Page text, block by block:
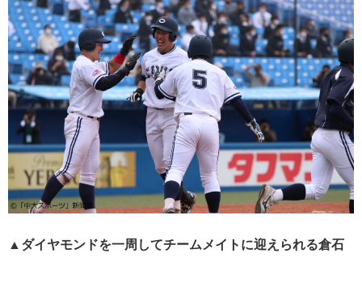
▲ダイヤモンドを一周してチームメイトに迎えられる倉石